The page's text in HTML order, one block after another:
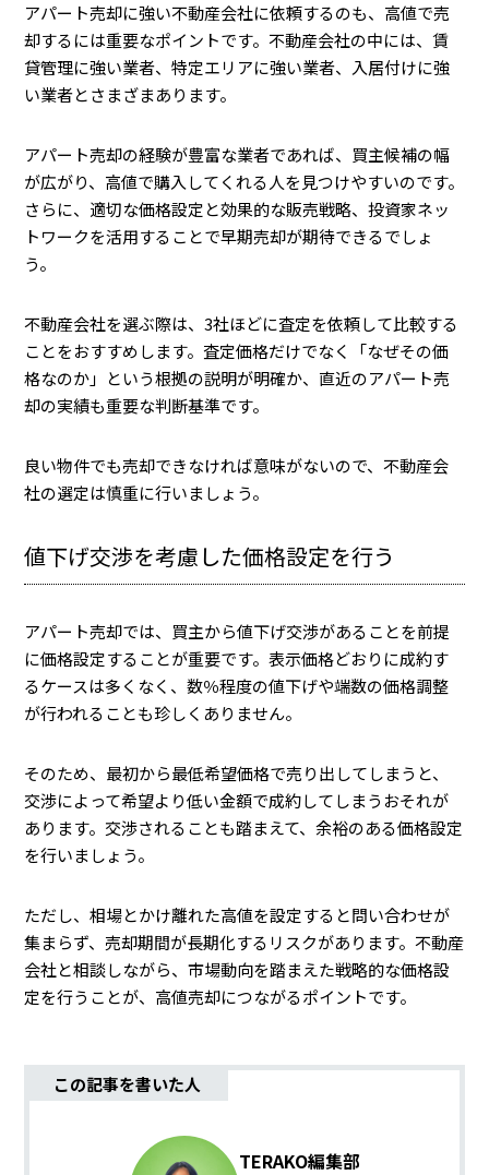
アパート売却に強い不動産会社に依頼するのも、高値で売
却するには重要なポイントです。不動産会社の中には、賃
貸管理に強い業者、特定エリアに強い業者、入居付けに強
い業者とさまざまあります。
アパート売却の経験が豊富な業者であれば、買主候補の幅
が広がり、高値で購入してくれる人を見つけやすいのです。
さらに、適切な価格設定と効果的な販売戦略、投資家ネッ
トワークを活用することで早期売却が期待できるでしょ
う。
不動産会社を選ぶ際は、3社ほどに査定を依頼して比較する
ことをおすすめします。査定価格だけでなく「なぜその価
格なのか」という根拠の説明が明確か、直近のアパート売
却の実績も重要な判断基準です。
良い物件でも売却できなければ意味がないので、不動産会
社の選定は慎重に行いましょう。
値下げ交渉を考慮した価格設定を行う
アパート売却では、買主から値下げ交渉があることを前提
に価格設定することが重要です。表示価格どおりに成約す
るケースは多くなく、数％程度の値下げや端数の価格調整
が行われることも珍しくありません。
そのため、最初から最低希望価格で売り出してしまうと、
交渉によって希望より低い金額で成約してしまうおそれが
あります。交渉されることも踏まえて、余裕のある価格設定
を行いましょう。
ただし、相場とかけ離れた高値を設定すると問い合わせが
集まらず、売却期間が長期化するリスクがあります。不動産
会社と相談しながら、市場動向を踏まえた戦略的な価格設
定を行うことが、高値売却につながるポイントです。
この記事を書いた人
TERAKO編集部